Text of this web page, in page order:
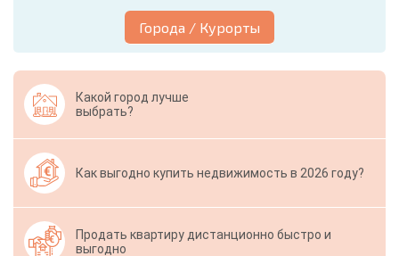
Города / Курорты
Какой город лучше
выбрать?
Как выгодно купить недвижимость в 2026 году?
Продать квартиру дистанционно быстро и
выгодно